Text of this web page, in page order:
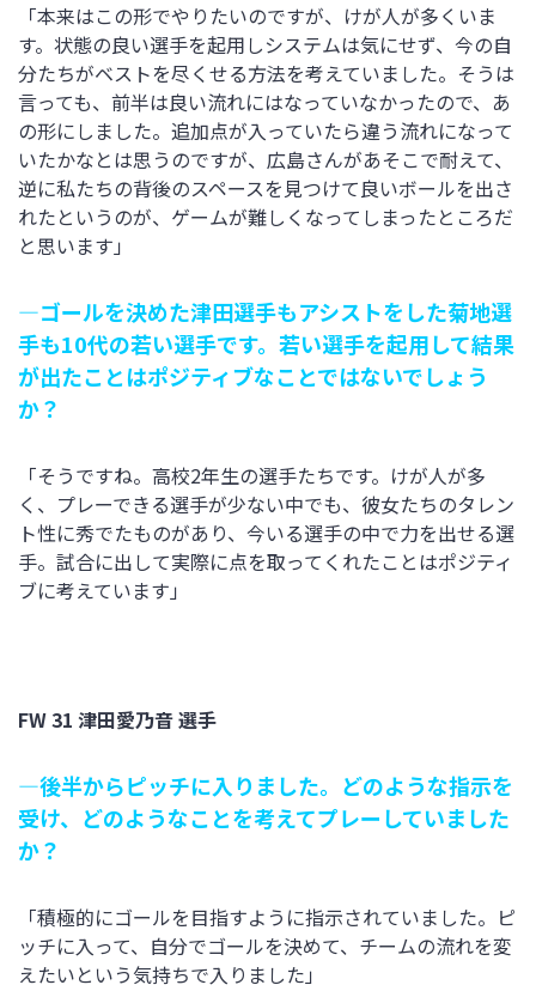
「本来はこの形でやりたいのですが、けが人が多くいま
す。状態の良い選手を起用しシステムは気にせず、今の自
分たちがベストを尽くせる方法を考えていました。そうは
言っても、前半は良い流れにはなっていなかったので、あ
の形にしました。追加点が入っていたら違う流れになって
いたかなとは思うのですが、広島さんがあそこで耐えて、
逆に私たちの背後のスペースを見つけて良いボールを出さ
れたというのが、ゲームが難しくなってしまったところだ
と思います」
―ゴールを決めた津田選手もアシストをした菊地選
手も10代の若い選手です。若い選手を起用して結果
が出たことはポジティブなことではないでしょう
か？
「そうですね。高校2年生の選手たちです。けが人が多
く、プレーできる選手が少ない中でも、彼女たちのタレン
ト性に秀でたものがあり、今いる選手の中で力を出せる選
手。試合に出して実際に点を取ってくれたことはポジティ
ブに考えています」
FW 31 津田愛乃音 選手
―後半からピッチに入りました。どのような指示を
受け、どのようなことを考えてプレーしていました
か？
「積極的にゴールを目指すように指示されていました。ピ
ッチに入って、自分でゴールを決めて、チームの流れを変
えたいという気持ちで入りました」